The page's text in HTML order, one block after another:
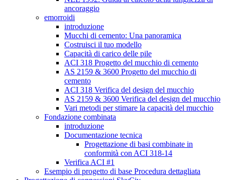
ancoraggio
emorroidi
introduzione
Mucchi di cemento: Una panoramica
Costruisci il tuo modello
Capacità di carico delle pile
ACI 318 Progetto del mucchio di cemento
AS 2159 & 3600 Progetto del mucchio di
cemento
ACI 318 Verifica del design del mucchio
AS 2159 & 3600 Verifica del design del mucchio
Vari metodi per stimare la capacità del mucchio
Fondazione combinata
introduzione
Documentazione tecnica
Progettazione di basi combinate in
conformità con ACI 318-14
Verifica ACI #1
Esempio di progetto di base Procedura dettagliata